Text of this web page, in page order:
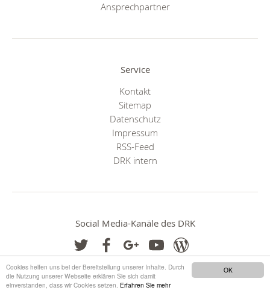
OK
Cookies helfen uns bei der Bereitstellung unserer Inhalte. Durch
die Nutzung unserer Webseite erklären Sie sich damit
einverstanden, dass wir Cookies setzen. Erfahren Sie mehr
Ansprechpartner
Service
Kontakt
Sitemap
Datenschutz
Impressum
RSS-Feed
DRK intern
Social Media-Kanäle des DRK